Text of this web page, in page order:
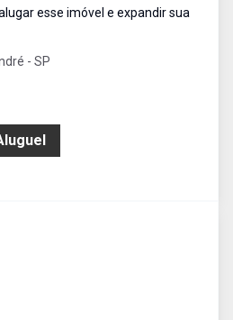
esse imóvel e expandir sua
- SP